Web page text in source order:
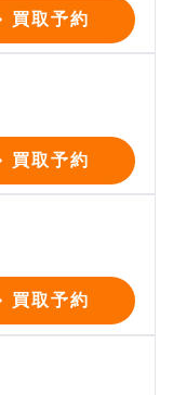
買取予約
買取予約
買取予約